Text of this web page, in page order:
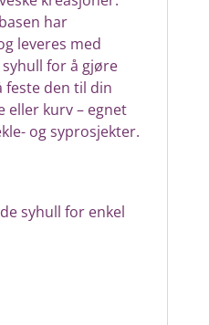
har
leveres med
for å gjøre
feste den til din
eller kurv – egnet
og syprosjekter.
syhull for enkel